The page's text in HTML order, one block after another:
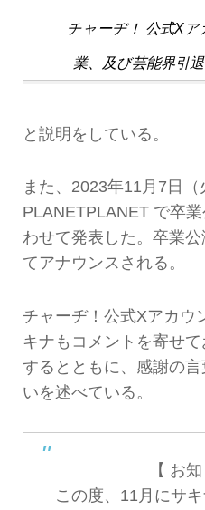
チャーヂ！ 公式X
業、及び芸能界引
と説明をしている。
また、2023年11月7日（
PLANETPLANET で卒
わせて発表した。卒業
てアナウンスされる。
チャーヂ！公式Xアカウ
キナもコメントを寄せ
するとともに、感謝の
いを述べている。
【 お
この度、11月にサ